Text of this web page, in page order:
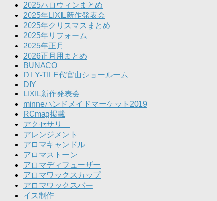
2025ハロウィンまとめ
2025年LIXIL新作発表会
2025年クリスマスまとめ
2025年リフォーム
2025年正月
2026正月用まとめ
BUNACO
D.I.Y-TILE代官山ショールーム
DIY
LIXIL新作発表会
minneハンドメイドマーケット2019
RCmag掲載
アクセサリー
アレンジメント
アロマキャンドル
アロマストーン
アロマディフューザー
アロマワックスカップ
アロマワックスバー
イス制作